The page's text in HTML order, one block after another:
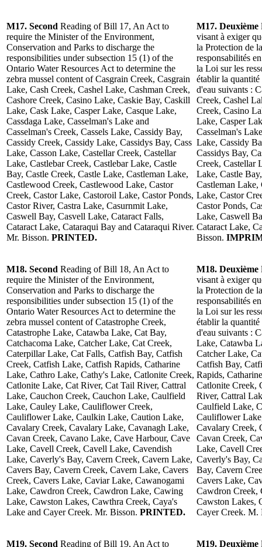
M17. Second Reading of Bill 17, An Act to
require the Minister of the Environment,
Conservation and Parks to discharge the
responsibilities under subsection 15 (1) of the
Ontario Water Resources Act to determine the
zebra mussel content of Casgrain Creek, Casgrain
Lake, Cash Creek, Cashel Lake, Cashman Creek,
Cashore Creek, Casino Lake, Caskie Bay, Caskill
Lake, Cask Lake, Casper Lake, Casque Lake,
Cassdaga Lake, Casselman's Lake and
Casselman's Creek, Cassels Lake, Cassidy Bay,
Cassidy Creek, Cassidy Lake, Cassidys Bay, Cass
Lake, Casson Lake, Castellar Creek, Castellar
Lake, Castlebar Creek, Castlebar Lake, Castle
Bay, Castle Creek, Castle Lake, Castleman Lake,
Castlewood Creek, Castlewood Lake, Castor
Creek, Castor Lake, Castoroil Lake, Castor Ponds,
Castor River, Castra Lake, Casurnmit Lake,
Caswell Bay, Casvell Lake, Cataract Falls,
Cataract Lake, Cataraqui Bay and Cataraqui River.
Mr. Bisson. PRINTED.
M17. Deuxième
visant à exiger
la Protection de
responsabilités
la Loi sur les
établir la quantité
d'eau suivants :
Creek, Cashel
Creek, Casino
Lake, Casper
Casselman's
Lake, Cassidy
Cassidys Bay,
Creek, Castellar
Lake, Castle
Castleman
Lake, Castor
Castor Ponds,
Lake, Caswell
Cataract Lake,
Bisson.
M18. Second Reading of Bill 18, An Act to
require the Minister of the Environment,
Conservation and Parks to discharge the
responsibilities under subsection 15 (1) of the
Ontario Water Resources Act to determine the
zebra mussel content of Catastrophe Creek,
Catastrophe Lake, Catawba Lake, Cat Bay,
Catchacoma Lake, Catcher Lake, Cat Creek,
Caterpillar Lake, Cat Falls, Catfish Bay, Catfish
Creek, Catfish Lake, Catfish Rapids, Catharine
Lake, Cathro Lake, Cathy's Lake, Catlonite Creek,
Catlonite Lake, Cat River, Cat Tail River, Cattral
Lake, Cauchon Creek, Cauchon Lake, Caulfield
Lake, Cauley Lake, Cauliflower Creek,
Cauliflower Lake, Caulkin Lake, Caution Lake,
Cavalary Creek, Cavalary Lake, Cavanagh Lake,
Cavan Creek, Cavano Lake, Cave Harbour, Cave
Lake, Cavell Creek, Cavell Lake, Cavendish
Lake, Caverly's Bay, Cavern Creek, Cavern Lake,
Cavers Bay, Cavern Creek, Cavern Lake, Cavers
Creek, Cavers Lake, Caviar Lake, Cawanogami
Lake, Cawdron Creek, Cawdron Lake, Cawing
Lake, Cawston Lakes, Cawthra Creek, Caya's
Lake and Cayer Creek. Mr. Bisson. PRINTED.
M18. Deuxième
visant à exiger
la Protection de
responsabilités
la Loi sur les
établir la quantité
d'eau suivants :
Lake, Catawba
Catcher Lake,
Catfish Bay,
Rapids,
Catlonite Creek,
River, Cattral
Caulfield Lake,
Cauliflower
Cavalary Creek,
Cavan Creek,
Lake, Cavell
Caverly's Bay,
Bay, Cavern
Cavers Lake,
Cawdron Creek,
Cawston Lakes,
Cayer Creek. M.
M19. Second Reading of Bill 19, An Act to M19. Deuxième